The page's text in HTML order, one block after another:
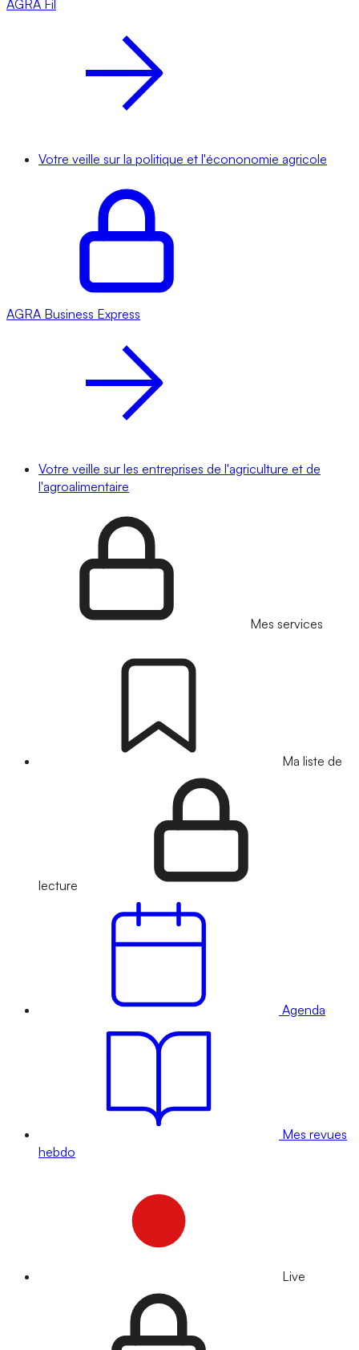
AGRA Fil
Votre veille sur la politique et l'écononomie agricole
AGRA Business Express
Votre veille sur les entreprises de l'agriculture et de
l'agroalimentaire
Mes services
Ma liste de
lecture
Agenda
Mes revues
hebdo
Live